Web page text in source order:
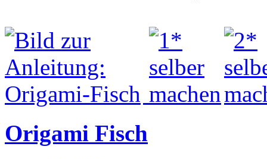
Origami Fisch